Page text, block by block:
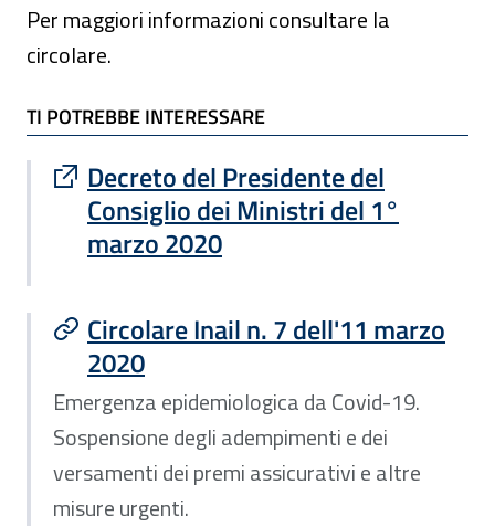
Per maggiori informazioni consultare la
circolare.
TI POTREBBE INTERESSARE
TI POTREBBE INTERESSARE
Decreto del Presidente del
Consiglio dei Ministri del 1°
marzo 2020
Sito esterno : apre una nuova finestra
Circolare Inail n. 7 dell'11 marzo
2020
Emergenza epidemiologica da Covid-19.
Sospensione degli adempimenti e dei
versamenti dei premi assicurativi e altre
misure urgenti.